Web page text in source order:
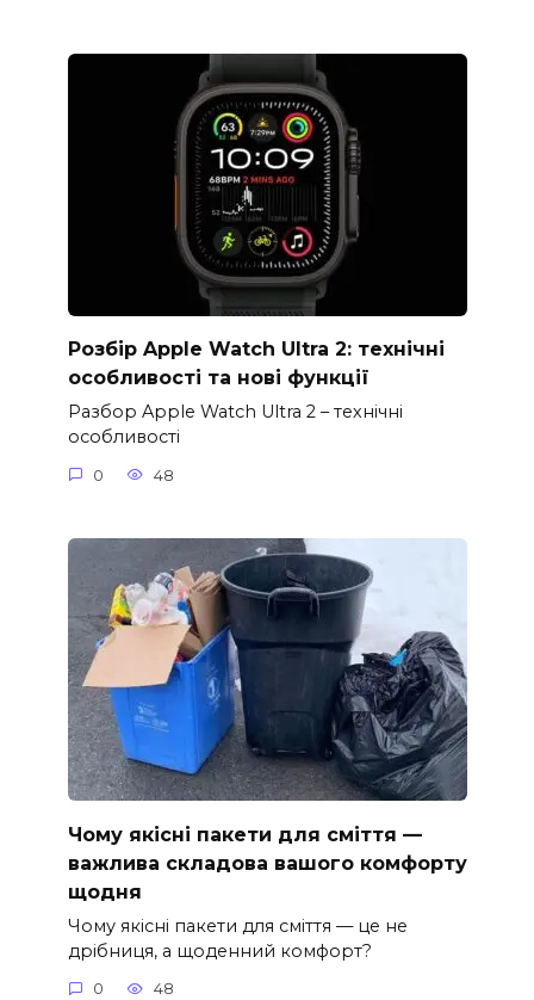
Розбір Apple Watch Ultra 2: технічні
особливості та нові функції
Разбор Apple Watch Ultra 2 – технічні
особливості
0 48
Чому якісні пакети для сміття —
важлива складова вашого комфорту
щодня
Чому якісні пакети для сміття — це не
дрібниця, а щоденний комфорт?
0 48